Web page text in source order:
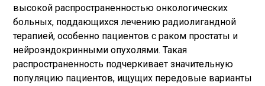
высокой распространенностью онкологических
больных, поддающихся лечению радиолигандной
терапией, особенно пациентов с раком простаты и
нейроэндокринными опухолями. Такая
распространенность подчеркивает значительную
популяцию пациентов, ищущих передовые варианты